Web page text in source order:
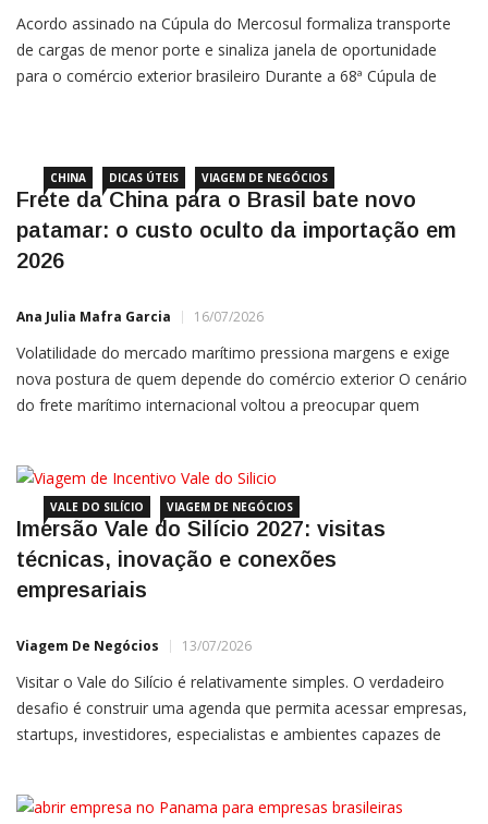
Acordo assinado na Cúpula do Mercosul formaliza transporte
de cargas de menor porte e sinaliza janela de oportunidade
para o comércio exterior brasileiro Durante a 68ª Cúpula de
CHINA DICAS ÚTEIS VIAGEM DE NEGÓCIOS
Frete da China para o Brasil bate novo
patamar: o custo oculto da importação em
2026
Ana Julia Mafra Garcia 16/07/2026
Volatilidade do mercado marítimo pressiona margens e exige
nova postura de quem depende do comércio exterior O cenário
do frete marítimo internacional voltou a preocupar quem
entre US$ 7 mil e quase US$ 9 mil […]
VALE DO SILÍCIO VIAGEM DE NEGÓCIOS
Imersão Vale do Silício 2027: visitas
técnicas, inovação e conexões
empresariais
Viagem De Negócios 13/07/2026
Visitar o Vale do Silício é relativamente simples. O verdadeiro
desafio é construir uma agenda que permita acessar empresas,
startups, investidores, especialistas e ambientes capazes de
Bianchi lidera imersões empresariais no Vale do Silício,